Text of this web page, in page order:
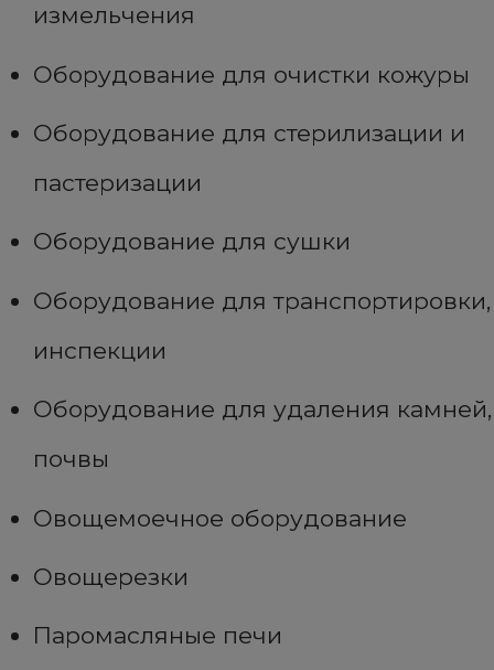
измельчения
Оборудование для очистки кожуры
Оборудование для стерилизации и
пастеризации
Оборудование для сушки
Оборудование для транспортировки,
инспекции
Оборудование для удаления камней,
почвы
Овощемоечное оборудование
Овощерезки
Паромасляные печи